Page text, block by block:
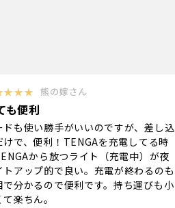
熊の嫁さん
も便利
ドも使い勝手がいいのですが、差し込
けで、便利！TENGAを充電してる時
から放つライト（充電中）が夜
トアップ的で良い。充電が終わるのも
で分かるので便利です。持ち運びも小
て楽ちん。